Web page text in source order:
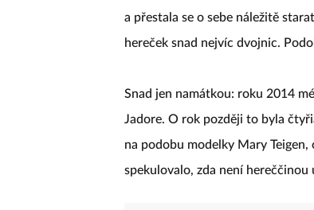
a přestala se o sebe náležitě
hereček snad nejvíc dvojnic.
Snad jen namátkou: roku 2014
Jadore. O rok později to byla
na podobu modelky Mary Teigen,
spekulovalo, zda není hereččinou